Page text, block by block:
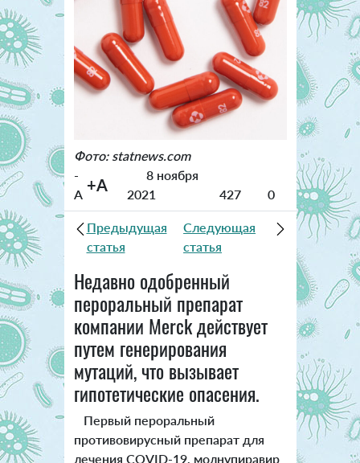
Фото: statnews.com
-
A +A
8 ноября
2021
427 0
Предыдущая
статья
Следующая
статья
Недавно одобренный
пероральный препарат
компании Merck действует
путем генерирования
мутаций, что вызывает
гипотетические опасения.
Первый пероральный
противовирусный препарат для
лечения COVID-19, молнупиравир